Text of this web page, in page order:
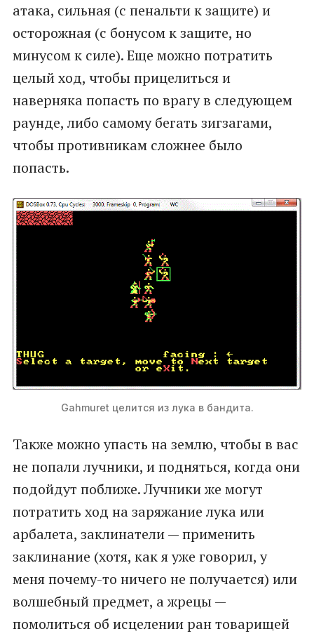
атака, сильная (с пенальти к защите) и
осторожная (с бонусом к защите, но
минусом к силе). Еще можно потратить
целый ход, чтобы прицелиться и
наверняка попасть по врагу в следующем
раунде, либо самому бегать зигзагами,
чтобы противникам сложнее было
попасть.
Gahmuret целится из лука в бандита.
Также можно упасть на землю, чтобы в вас
не попали лучники, и подняться, когда они
подойдут поближе. Лучники же могут
потратить ход на заряжание лука или
арбалета, заклинатели — применить
заклинание (хотя, как я уже говорил, у
меня почему-то ничего не получается) или
волшебный предмет, а жрецы —
помолиться об исцелении ран товарищей